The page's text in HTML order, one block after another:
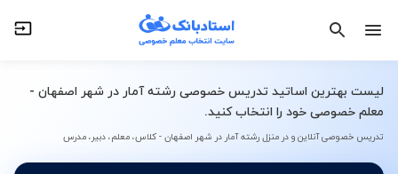
لیست بهترین اساتید تدریس خصوصی رشته آمار در شهر اصفهان -
معلم خصوصی خود را انتخاب کنید.
تدریس خصوصی آنلاین و در منزل رشته آمار در شهر اصفهان - کلاس، معلم، دبیر، مدرس
انتخاب درس